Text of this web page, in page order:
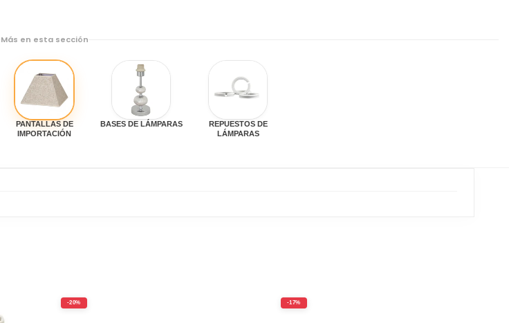
Más en esta sección
PANTALLAS DE
IMPORTACIÓN
BASES DE LÁMPARAS
REPUESTOS DE
LÁMPARAS
-20% -17%